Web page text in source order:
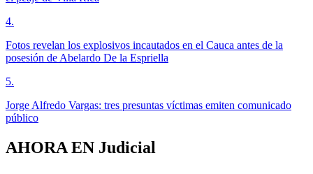
4.
Fotos revelan los explosivos incautados en el Cauca antes de la
posesión de Abelardo De la Espriella
5.
Jorge Alfredo Vargas: tres presuntas víctimas emiten comunicado
público
AHORA EN Judicial